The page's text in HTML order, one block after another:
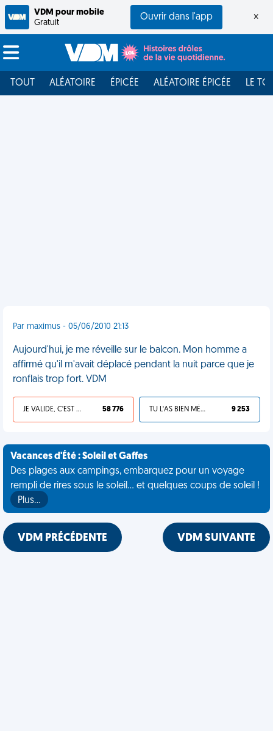
VDM pour mobile
Gratuit
Ouvrir dans l'app ×
TOUT ALÉATOIRE ÉPICÉE ALÉATOIRE ÉPICÉE LE
Par maximus - 05/06/2010 21:13
Aujourd'hui, je me réveille sur le balcon. Mon homme a
affirmé qu'il m'avait déplacé pendant la nuit parce que je
ronflais trop fort. VDM
JE VALIDE, C'EST UNE VDM 58 776 TU L'AS BIEN MÉRITÉ 9 253
Vacances d'Été : Soleil et Gaffes
Des plages aux campings, embarquez pour un voyage
rempli de rires sous le soleil... et quelques coups de soleil !
Plus…
VDM PRÉCÉDENTE VDM SUIVANTE